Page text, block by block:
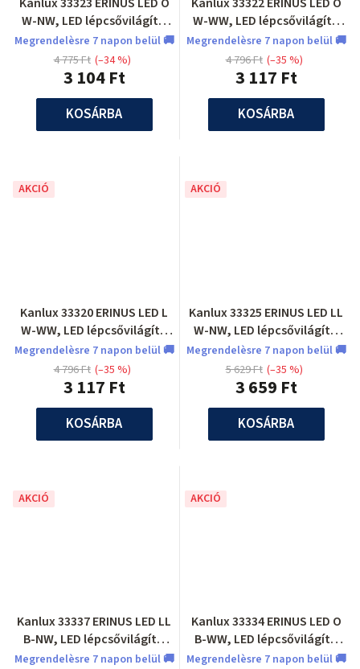
W-NW, LED lépcsővilágító
lámpatest
Megrendelèsre 7 napon belül 🚚
3 104 Ft
4 775 Ft (–34 %)
KOSÁRBA
W-WW, LED lépcsővilágító
lámpatest
Megrendelèsre 7 napon belül 🚚
3 117 Ft
4 796 Ft (–35 %)
KOSÁRBA
AKCIÓ
Kanlux 33320 ERINUS LED L
W-WW, LED lépcsővilágító
lámpatest
Megrendelèsre 7 napon belül 🚚
3 117 Ft
4 796 Ft (–35 %)
KOSÁRBA
AKCIÓ
Kanlux 33325 ERINUS LED LL
W-NW, LED lépcsővilágító
lámpatest
Megrendelèsre 7 napon belül 🚚
3 659 Ft
5 629 Ft (–35 %)
KOSÁRBA
AKCIÓ
Kanlux 33337 ERINUS LED LL
B-NW, LED lépcsővilágító
lámpatest
Megrendelèsre 7 napon belül 🚚
AKCIÓ
Kanlux 33334 ERINUS LED O
B-WW, LED lépcsővilágító
lámpatest
Megrendelèsre 7 napon belül 🚚